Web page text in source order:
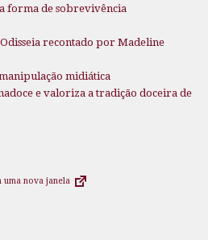
forma de sobrevivência
recontado por Madeline
midiática
e valoriza a tradição doceira de
uma nova janela